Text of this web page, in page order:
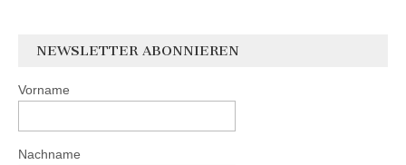
NEWSLETTER ABONNIEREN
Vorname
Nachname